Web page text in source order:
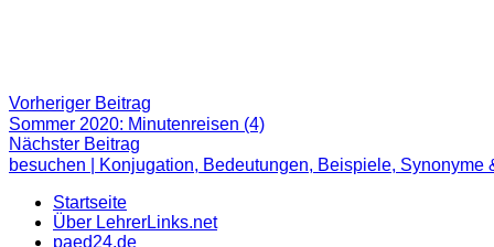
Beitragsnavigation
Vorheriger Beitrag
Beitrag:
Sommer 2020: Minutenreisen (4)
Nächster Beitrag
Beitrag
besuchen | Konjugation, Bedeutungen, Beispiele, Synonyme
Startseite
Über LehrerLinks.net
paed24.de